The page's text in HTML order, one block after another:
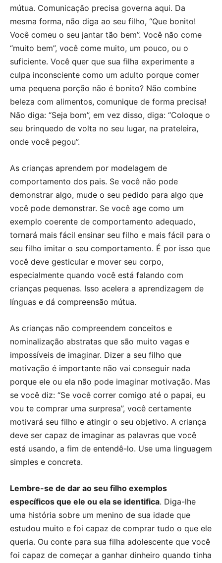
mútua. Comunicação precisa governa aqui. Da
mesma forma, não diga ao seu filho, “Que bonito!
Você comeu o seu jantar tão bem”. Você não come
“muito bem”, você come muito, um pouco, ou o
suficiente. Você quer que sua filha experimente a
culpa inconsciente como um adulto porque comer
uma pequena porção não é bonito? Não combine
beleza com alimentos, comunique de forma precisa!
Não diga: “Seja bom”, em vez disso, diga: “Coloque o
seu brinquedo de volta no seu lugar, na prateleira,
onde você pegou”.
As crianças aprendem por modelagem de
comportamento dos pais. Se você não pode
demonstrar algo, mude o seu pedido para algo que
você pode demonstrar. Se você age como um
exemplo coerente de comportamento adequado,
tornará mais fácil ensinar seu filho e mais fácil para o
seu filho imitar o seu comportamento. É por isso que
você deve gesticular e mover seu corpo,
especialmente quando você está falando com
crianças pequenas. Isso acelera a aprendizagem de
línguas e dá compreensão mútua.
As crianças não compreendem conceitos e
nominalização abstratas que são muito vagas e
impossíveis de imaginar. Dizer a seu filho que
motivação é importante não vai conseguir nada
porque ele ou ela não pode imaginar motivação. Mas
se você diz: “Se você correr comigo até o papai, eu
vou te comprar uma surpresa”, você certamente
motivará seu filho e atingir o seu objetivo. A criança
deve ser capaz de imaginar as palavras que você
está usando, a fim de entendê-lo. Use uma linguagem
simples e concreta.
Lembre-se de dar ao seu filho exemplos
específicos que ele ou ela se identifica. Diga-lhe
uma história sobre um menino de sua idade que
estudou muito e foi capaz de comprar tudo o que ele
queria. Ou conte para sua filha adolescente que você
foi capaz de começar a ganhar dinheiro quando tinha